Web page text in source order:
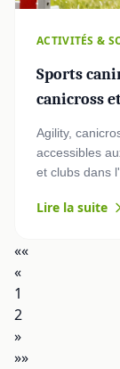
ACTIVITÉS &
Sports
canicross
Agility,
accessibles
et clubs dans
Lire la suite
««
«
1
2
»
»»